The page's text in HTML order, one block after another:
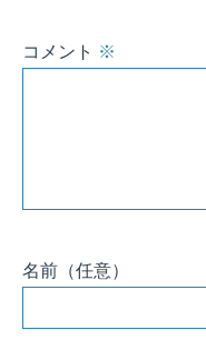
コメント ※
名前 （任意）